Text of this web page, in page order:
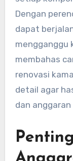
Dengan
dapat
mengganggu
membahas
renovasi
detail agar
dan